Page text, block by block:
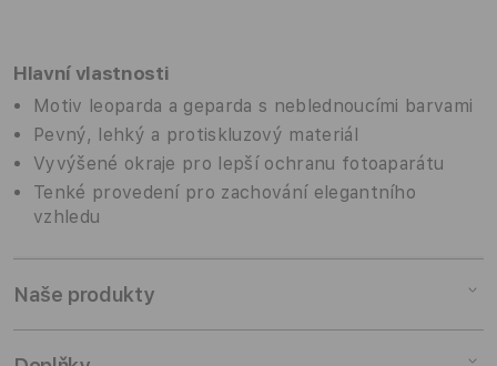
Hlavní vlastnosti
Motiv leoparda a geparda s neblednoucími barvami
Pevný, lehký a protiskluzový materiál
Vyvýšené okraje pro lepší ochranu fotoaparátu
Tenké provedení pro zachování elegantního
vzhledu
Naše produkty